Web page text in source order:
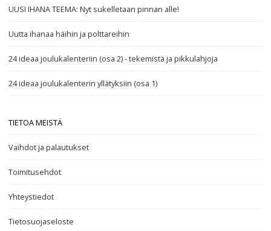
UUSI IHANA TEEMA: Nyt sukelletaan pinnan alle!
Uutta ihanaa häihin ja polttareihin
24 ideaa joulukalenteriin (osa 2) - tekemistä ja pikkulahjoja
24 ideaa joulukalenterin yllätyksiin (osa 1)
TIETOA MEISTÄ
Vaihdot ja palautukset
Toimitusehdot
Yhteystiedot
Tietosuojaseloste